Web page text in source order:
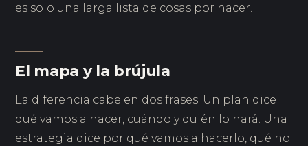
es solo una larga lista de cosas por hacer.
El mapa y la brújula
La diferencia cabe en dos frases. Un plan dice
qué vamos a hacer, cuándo y quién lo hará. Una
estrategia dice por qué vamos a hacerlo, qué no